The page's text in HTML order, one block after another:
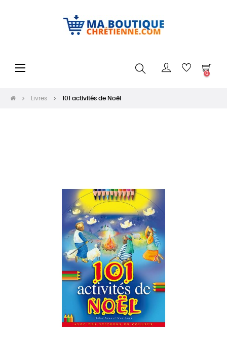
Basculer
☰
0
Livres 101 activités de Noël